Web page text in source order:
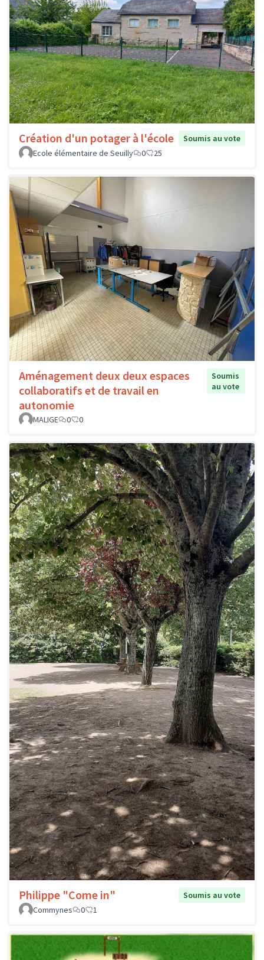
Création d'un potager à l'école
Soumis au vote
Ecole élémentaire de Seuilly
0 25
Aménagement deux deux espaces
collaboratifs et de travail en
autonomie
Soumis
au vote
MALIGE 0 0
Philippe "Come in"
Soumis au vote
Commynes
0 1